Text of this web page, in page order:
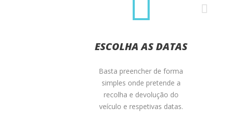
ESCOLHA AS DATAS
Basta preencher de forma
simples onde pretende a
recolha e devolução do
veículo e respetivas datas.